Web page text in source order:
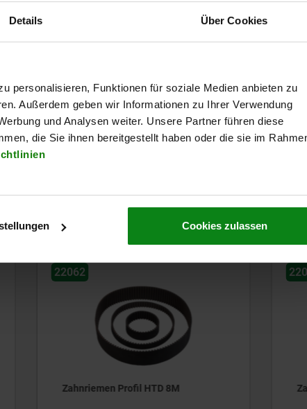
Details Über Cookies
personalisieren, Funktionen für soziale Medien anbieten zu
Außerdem geben wir Informationen zu Ihrer Verwendung
und Analysen weiter. Unsere Partner führen diese
die Sie ihnen bereitgestellt haben oder die sie im
Cookies zulassen
kauften auch
22062
Zahnriemen Profil HTD 5M